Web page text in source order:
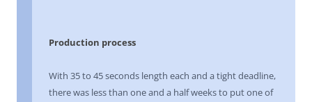
Production process
With 35 to 45 seconds length each and a tight deadline,
there was less than one and a half weeks to put one of